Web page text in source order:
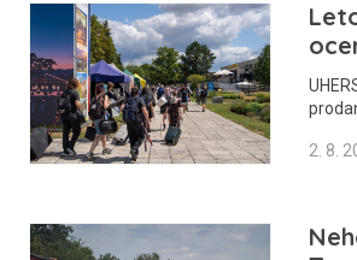
2. 8.